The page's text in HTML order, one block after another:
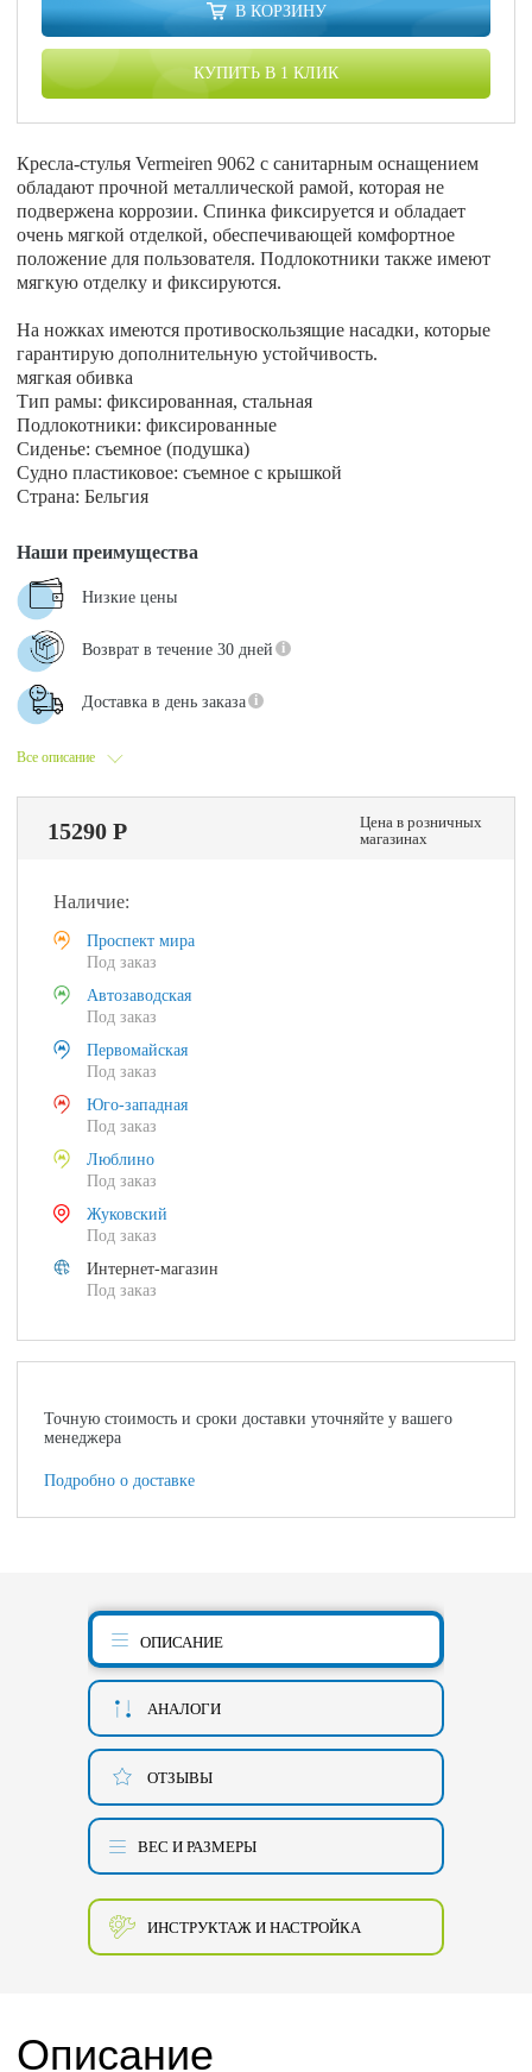
В КОРЗИНУ
КУПИТЬ В 1 КЛИК
Кресла-стулья Vermeiren 9062 с санитарным оснащением
обладают прочной металлической рамой, которая не
подвержена коррозии. Спинка фиксируется и обладает
очень мягкой отделкой, обеспечивающей комфортное
положение для пользователя. Подлокотники также имеют
мягкую отделку и фиксируются.
На ножках имеются противоскользящие насадки, которые
гарантирую дополнительную устойчивость.
мягкая обивка
Тип рамы: фиксированная, стальная
Подлокотники: фиксированные
Сиденье: съемное (подушка)
Судно пластиковое: съемное с крышкой
Страна: Бельгия
Все описание
Наши преимущества
Низкие цены
Возврат в течение 30 дней
Доставка в день заказа
15290 Р
Цена в розничных
магазинах
Наличие:
Проспект мира
Под заказ
Автозаводская
Под заказ
Первомайская
Под заказ
Юго-западная
Под заказ
Люблино
Под заказ
Жуковский
Под заказ
Интернет-магазин
Под заказ
Точную стоимость и сроки доставки уточняйте у вашего
менеджера
Подробно о доставке
ОПИСАНИЕ
АНАЛОГИ
ОТЗЫВЫ
ВЕС И РАЗМЕРЫ
ИНСТРУКТАЖ И НАСТРОЙКА
Описание